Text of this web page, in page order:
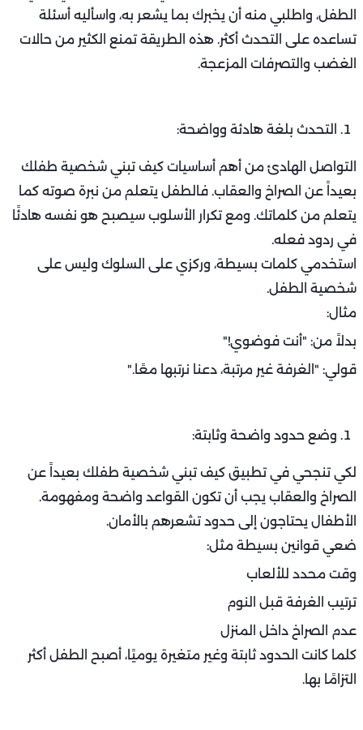
الطفل، واطلبي منه أن يخبرك بما يشعر به، واسأليه أسئلة
تساعده على التحدث أكثر. هذه الطريقة تمنع الكثير من حالات
الغضب والتصرفات المزعجة.
التحدث بلغة هادئة وواضحة:
التواصل الهادئ من أهم أساسيات كيف تبني شخصية طفلك
بعيداً عن الصراخ والعقاب. فالطفل يتعلم من نبرة صوته كما
يتعلم من كلماتك. ومع تكرار الأسلوب سيصبح هو نفسه هادئًا
في ردود فعله.
استخدمي كلمات بسيطة، وركزي على السلوك وليس على
شخصية الطفل.
مثال:
بدلاً من: "أنت فوضوي!"
قولي: "الغرفة غير مرتبة، دعنا نرتبها معًا."
وضع حدود واضحة وثابتة:
لكي تنجحي في تطبيق كيف تبني شخصية طفلك بعيداً عن
الصراخ والعقاب يجب أن تكون القواعد واضحة ومفهومة.
الأطفال يحتاجون إلى حدود تشعرهم بالأمان.
ضعي قوانين بسيطة مثل:
وقت محدد للألعاب
ترتيب الغرفة قبل النوم
عدم الصراخ داخل المنزل
كلما كانت الحدود ثابتة وغير متغيرة يوميًا، أصبح الطفل أكثر
التزامًا بها.